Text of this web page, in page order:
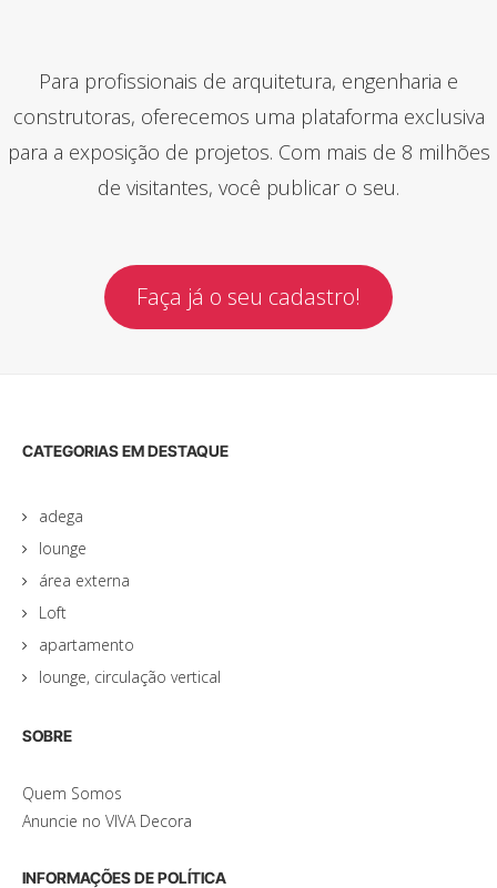
Para profissionais de arquitetura, engenharia e
construtoras, oferecemos uma plataforma exclusiva
para a exposição de projetos. Com mais de 8 milhões
de visitantes, você publicar o seu.
Faça já o seu cadastro!
CATEGORIAS EM DESTAQUE
adega
lounge
área externa
Loft
apartamento
lounge, circulação vertical
SOBRE
Quem Somos
Anuncie no VIVA Decora
INFORMAÇÕES DE POLÍTICA